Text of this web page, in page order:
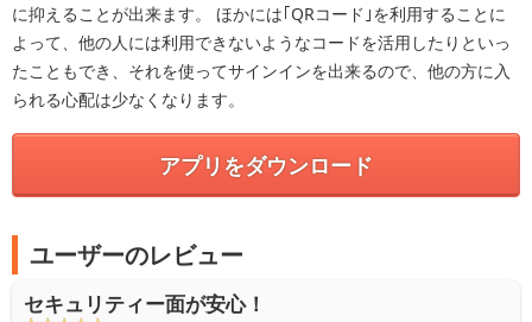
に抑えることが出来ます。 ほかには｢QRコード｣を利用することに
よって、他の人には利用できないようなコードを活用したりといっ
たこともでき、それを使ってサインインを出来るので、他の方に入
られる心配は少なくなります。
アプリをダウンロード
ユーザーのレビュー
セキュリティー面が安心！